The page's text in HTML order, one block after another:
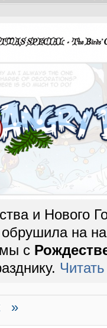
и Нового
на
с
»